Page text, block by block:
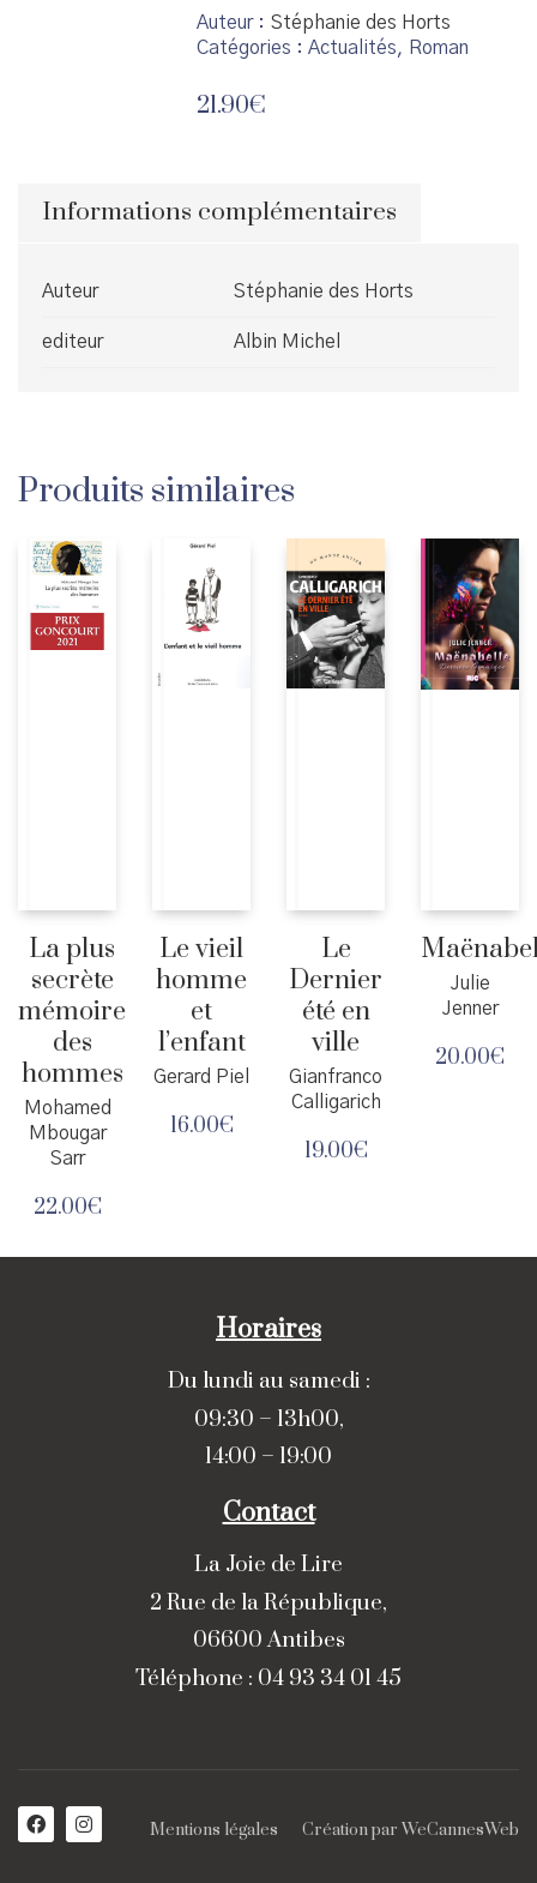
Auteur
Stéphanie des Horts
Catégories :Actualités, Roman
21.90€
Informations complémentaires
Auteur Stéphanie des Horts
editeur Albin Michel
Produits similaires
La plus
secrète
mémoire
des
hommes
Mohamed
Mbougar
Sarr
22.00€
Le vieil
homme
et
l’enfant
Gerard Piel
16.00€
Le
Dernier
été en
ville
Gianfranco
Calligarich
19.00€
Julie
Jenner
20.00€
Horaires
Du lundi au samedi :
09:30 – 13h00,
14:00 – 19:00
Contact
La Joie de Lire
2 Rue de la République,
06600 Antibes
Téléphone : 04 93 34 01 45
Mentions légales Création par WeCannesWeb